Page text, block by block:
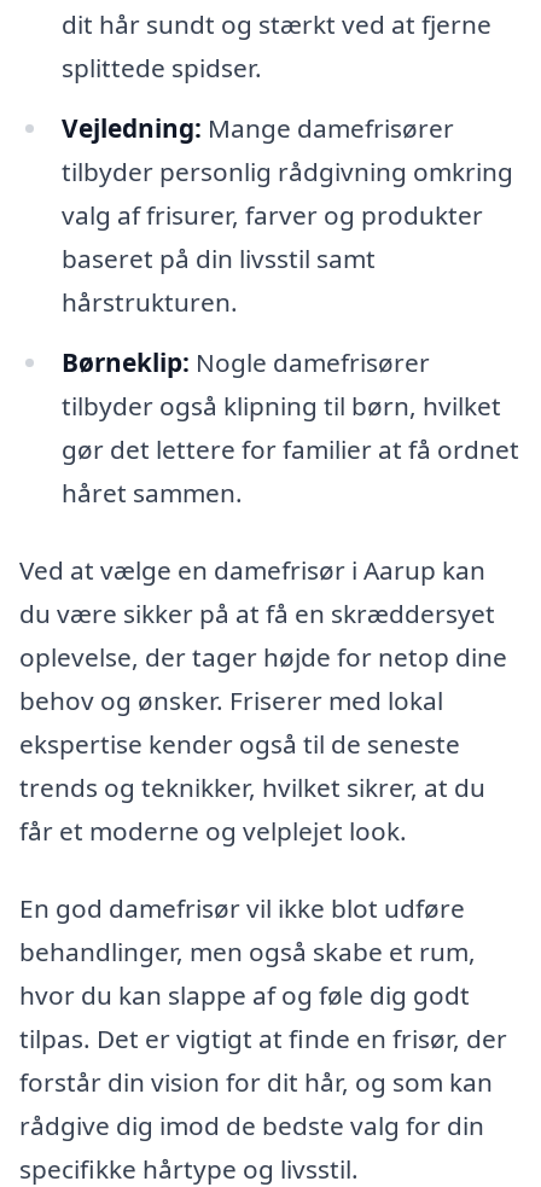
dit hår sundt og stærkt ved at fjerne
splittede spidser.
Vejledning: Mange damefrisører
tilbyder personlig rådgivning omkring
valg af frisurer, farver og produkter
baseret på din livsstil samt
hårstrukturen.
Børneklip: Nogle damefrisører
tilbyder også klipning til børn, hvilket
gør det lettere for familier at få ordnet
håret sammen.
Ved at vælge en damefrisør i Aarup kan
du være sikker på at få en skræddersyet
oplevelse, der tager højde for netop dine
behov og ønsker. Friserer med lokal
ekspertise kender også til de seneste
trends og teknikker, hvilket sikrer, at du
får et moderne og velplejet look.
En god damefrisør vil ikke blot udføre
behandlinger, men også skabe et rum,
hvor du kan slappe af og føle dig godt
tilpas. Det er vigtigt at finde en frisør, der
forstår din vision for dit hår, og som kan
rådgive dig imod de bedste valg for din
specifikke hårtype og livsstil.